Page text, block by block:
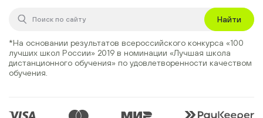
Найти
*На основании результатов всероссийского конкурса «100
лучших школ России» 2019 в номинации «Лучшая школа
дистанционного обучения» по удовлетворенности качеством
обучения.